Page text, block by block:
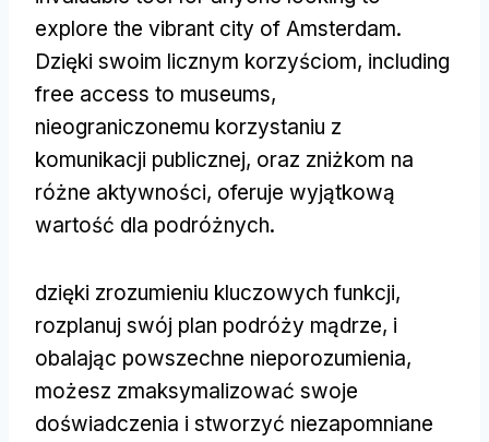
explore the vibrant city of Amsterdam.
Dzięki swoim licznym korzyściom, including
free access to museums,
nieograniczonemu korzystaniu z
komunikacji publicznej, oraz zniżkom na
różne aktywności, oferuje wyjątkową
wartość dla podróżnych.
dzięki zrozumieniu kluczowych funkcji,
rozplanuj swój plan podróży mądrze, i
obalając powszechne nieporozumienia,
możesz zmaksymalizować swoje
doświadczenia i stworzyć niezapomniane